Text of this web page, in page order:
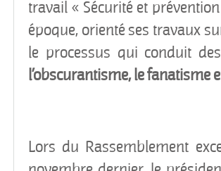
travail « Sécurité et
époque, orienté ses travaux
le processus qui conduit
l’obscurantisme, le fanatisme
Lors du Rassemblement